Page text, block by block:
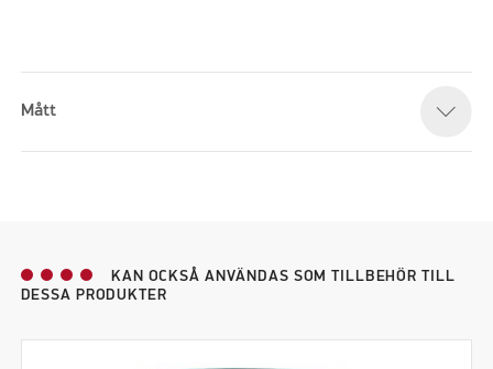
Mått
KAN OCKSÅ ANVÄNDAS SOM TILLBEHÖR TILL
DESSA PRODUKTER